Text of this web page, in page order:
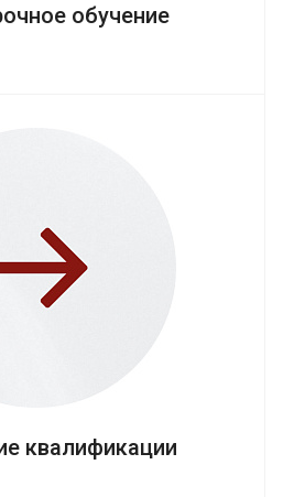
обучение
квалификации